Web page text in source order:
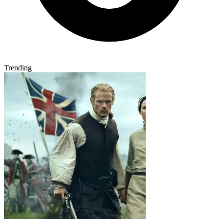
Trending